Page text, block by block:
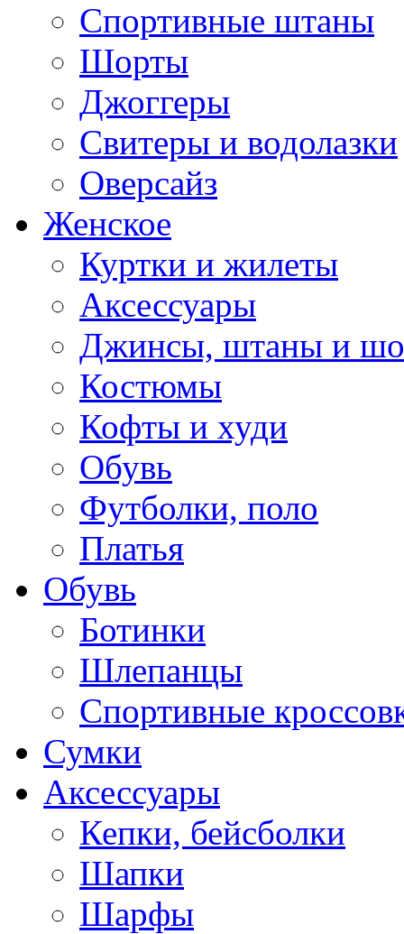
Спортивные штаны
Шорты
Джоггеры
Свитеры и водолазки
Оверсайз
Женское
Куртки и жилеты
Аксессуары
Джинсы, штаны и
Костюмы
Кофты и худи
Обувь
Футболки, поло
Платья
Обувь
Ботинки
Шлепанцы
Спортивные
Сумки
Аксессуары
Кепки, бейсболки
Шапки
Шарфы